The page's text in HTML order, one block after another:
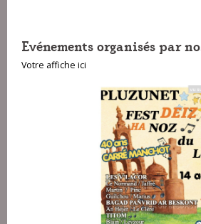
Evénements organisés par
Votre affiche ici